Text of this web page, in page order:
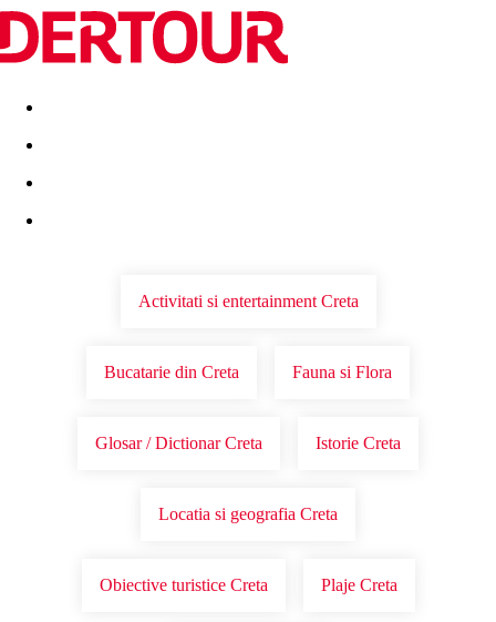
Destinatii Vacanta perfecta OFERTE DE NERATAT
Activitati si entertainment Creta
Bucatarie din Creta Fauna si Flora
Glosar / Dictionar Creta Istorie Creta
Locatia si geografia Creta
Obiective turistice Creta Plaje Creta